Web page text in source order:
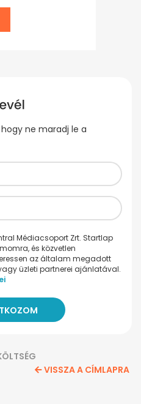
ne maradj le a
Médiacsoport Zrt. Startlap
és közvetlen
az általam megadott
üzleti partnerei ajánlatával.
VISSZA A CÍMLAPRA